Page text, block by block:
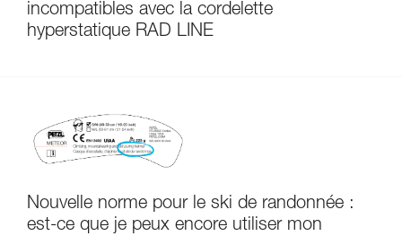
incompatibles avec la cordelette
hyperstatique RAD LINE
Nouvelle norme pour le ski de randonnée :
est-ce que je peux encore utiliser mon